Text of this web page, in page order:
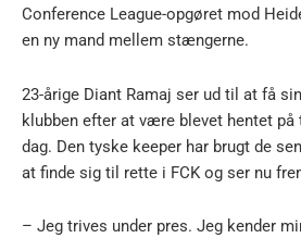
Conference League-opgøret mod
en ny mand mellem stængerne.
23-årige Diant Ramaj ser ud til at få
klubben efter at være blevet hentet
dag. Den tyske keeper har brugt de
at finde sig til rette i FCK og ser nu
– Jeg trives under pres. Jeg kender